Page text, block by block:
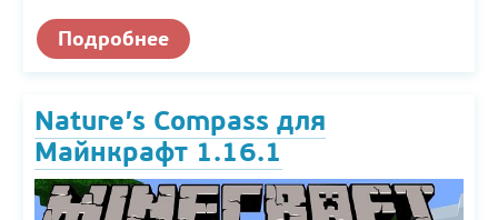
Подробнее
Nature’s Compass для
Майнкрафт 1.16.1